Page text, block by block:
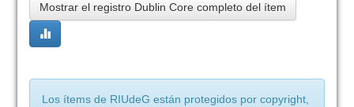
Mostrar el registro Dublin Core completo del ítem
Los ítems de RIUdeG están protegidos por copyright,